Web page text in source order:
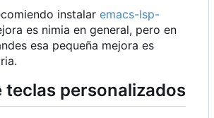
instalar emacs-lsp-
es nimia en general, pero en
esa pequeña mejora es
teclas personalizados